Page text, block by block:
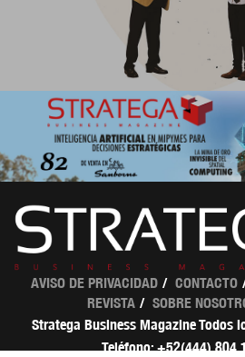
AVISO DE PRIVACIDAD CONTACTO
REVISTA
SOBRE
Stratega Business Magazine Todos
Teléfono: +52(444) 804